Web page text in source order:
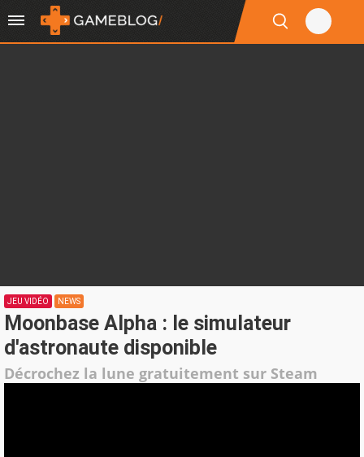
JEU VIDÉO NEWS
Moonbase Alpha : le simulateur
d'astronaute disponible
Décrochez la lune gratuitement sur Steam